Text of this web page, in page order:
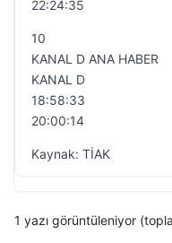
22:24:35
10
KANAL D ANA HABER
KANAL D
18:58:33
20:00:14
Kaynak: TİAK
1 yazı görüntüleniyor